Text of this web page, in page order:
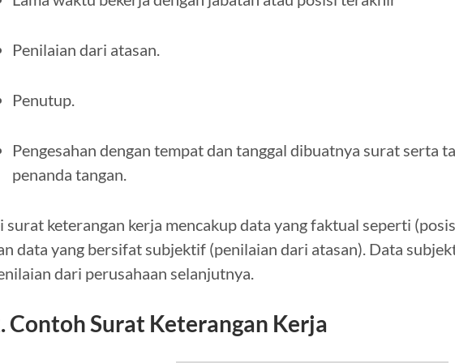
Penilaian dari atasan.
Penutup.
Pengesahan dengan tempat dan tanggal dibuatnya surat serta
penanda tangan.
surat keterangan kerja mencakup data yang faktual seperti
data yang bersifat subjektif (penilaian dari atasan). Data
dari perusahaan selanjutnya.
Contoh Surat Keterangan Kerja